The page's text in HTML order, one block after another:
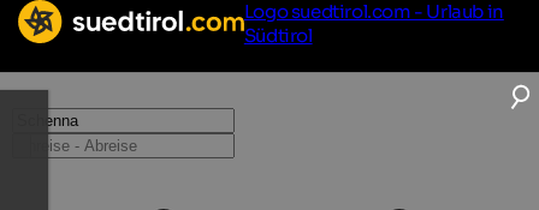
Logo suedtirol.com - Urlaub in
Südtirol